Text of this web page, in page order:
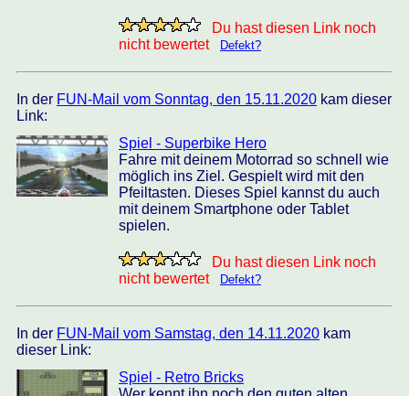
Du hast diesen Link noch
nicht bewertet
Defekt?
In der FUN-Mail vom Sonntag, den 15.11.2020 kam dieser
Link:
Spiel - Superbike Hero
Fahre mit deinem Motorrad so schnell wie
möglich ins Ziel. Gespielt wird mit den
Pfeiltasten. Dieses Spiel kannst du auch
mit deinem Smartphone oder Tablet
spielen.
Du hast diesen Link noch
nicht bewertet
Defekt?
In der FUN-Mail vom Samstag, den 14.11.2020 kam
dieser Link:
Spiel - Retro Bricks